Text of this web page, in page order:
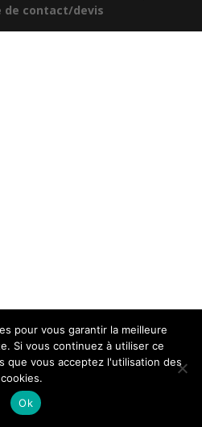
de contact/devis
pour vous garantir la meilleure
Si vous continuez à utiliser ce
que vous acceptez l'utilisation des
cookies.
Ok